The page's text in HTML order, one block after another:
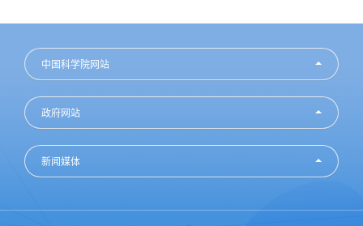
中国科学院网站
政府网站
新闻媒体